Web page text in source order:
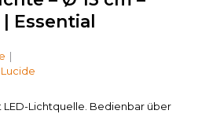
Essential
LED-Lichtquelle. Bedienbar über